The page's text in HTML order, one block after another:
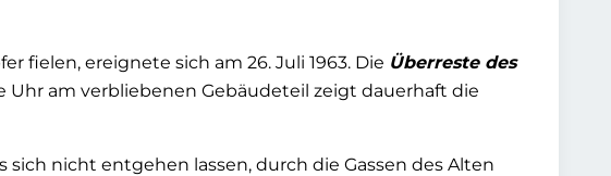
fielen, ereignete sich am 26. Juli 1963. Die Überreste des
am verbliebenen Gebäudeteil zeigt dauerhaft die
sich nicht entgehen lassen, durch die Gassen des Alten